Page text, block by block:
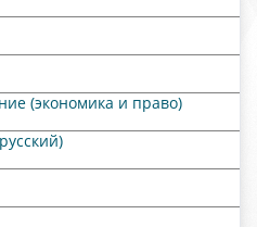
(экономика и право)